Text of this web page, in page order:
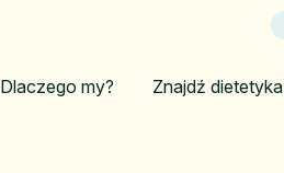
Dlaczego my? Znajdź dietetyka